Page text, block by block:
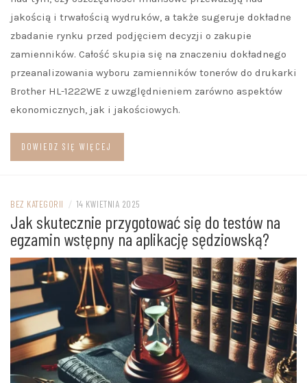
jakością i trwałością wydruków, a także sugeruje dokładne
zbadanie rynku przed podjęciem decyzji o zakupie
zamienników. Całość skupia się na znaczeniu dokładnego
przeanalizowania wyboru zamienników tonerów do drukarki
Brother HL-1222WE z uwzględnieniem zarówno aspektów
ekonomicznych, jak i jakościowych.
DOWIEDZ SIĘ WIĘCEJ
BEZ KATEGORII / 14 KWIETNIA 2025
Jak skutecznie przygotować się do testów na
egzamin wstępny na aplikację sędziowską?